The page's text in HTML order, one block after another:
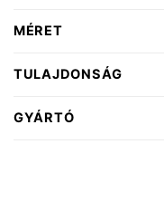
MÉRET
TULAJDONSÁG
GYÁRTÓ